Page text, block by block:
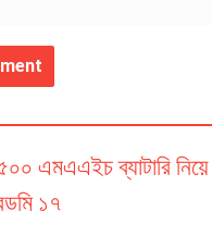
এমএএইচ ব্যাটারি
১৭